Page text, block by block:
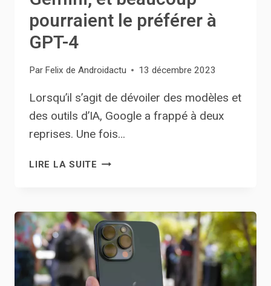
pourraient le préférer à
GPT-4
Par Felix de Androidactu 13 décembre 2023
Lorsqu’il s’agit de dévoiler des modèles et
des outils d’IA, Google a frappé à deux
reprises. Une fois…
LIRE LA SUITE LES
UTILISER
GEMINI,
ET
BEAUCOUP
POURRAIENT